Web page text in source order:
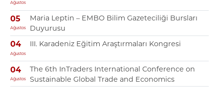
Ağustos
05
Ağustos
Maria Leptin – EMBO Bilim Gazeteciliği Bursları
Duyurusu
04
Ağustos
III. Karadeniz Eğitim Araştırmaları Kongresi
04
Ağustos
The 6th InTraders International Conference on
Sustainable Global Trade and Economics